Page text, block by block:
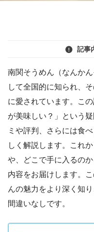
記事
南関そうめん（なんか
して全国的に知られ、
に愛されています。こ
が美味しい？」という
ミや評判、さらには食
しく解説します。これ
や、どこで手に入るの
内容をお届けします。
んの魅力をより深く知
間違いなしです。